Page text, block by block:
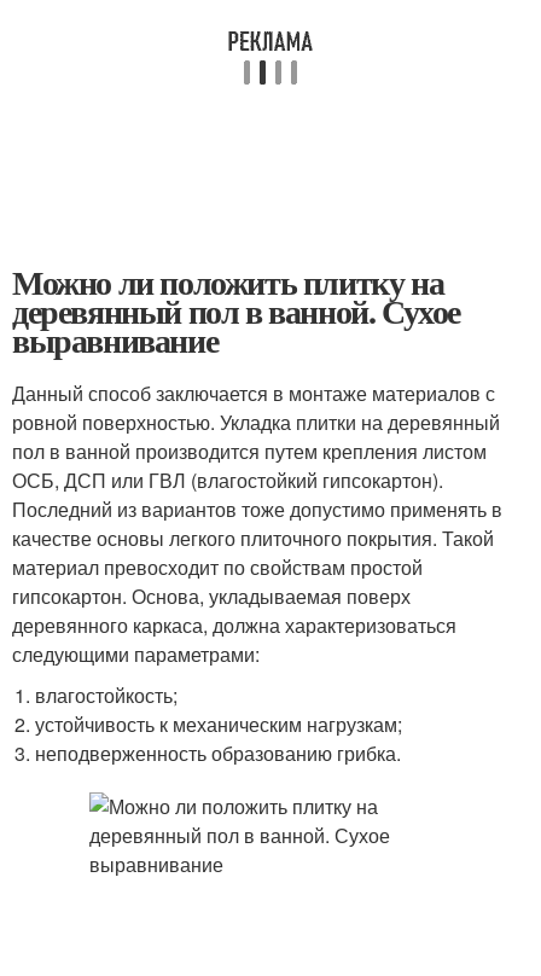
Можно ли положить плитку на
деревянный пол в ванной. Сухое
выравнивание
Данный способ заключается в монтаже материалов с
ровной поверхностью. Укладка плитки на деревянный
пол в ванной производится путем крепления листом
ОСБ, ДСП или ГВЛ (влагостойкий гипсокартон).
Последний из вариантов тоже допустимо применять в
качестве основы легкого плиточного покрытия. Такой
материал превосходит по свойствам простой
гипсокартон. Основа, укладываемая поверх
деревянного каркаса, должна характеризоваться
следующими параметрами:
влагостойкость;
устойчивость к механическим нагрузкам;
неподверженность образованию грибка.